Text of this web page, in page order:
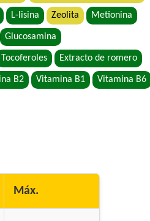
Raza Pequeña
Pequeña
Medianas y Grandes
los Tamaños
L-lisina Zeolita Metionina
Glucosamina
Tocoferoles Extracto de romero
B2 Vitamina B1 Vitamina B6
Máx.